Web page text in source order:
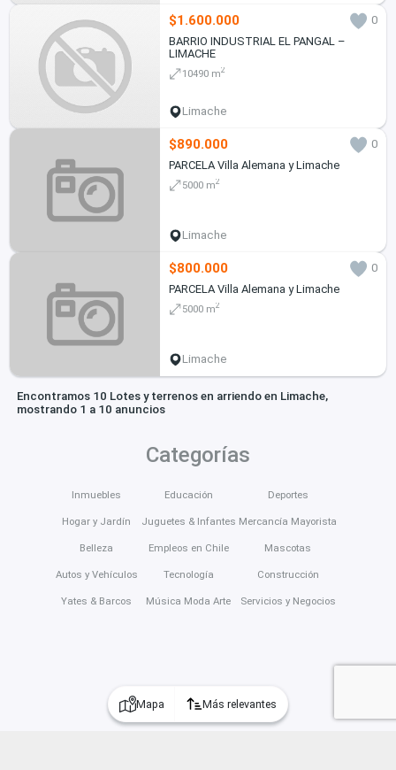
Mapa Más relevantes
$1.600.000
0
BARRIO INDUSTRIAL EL PANGAL –
LIMACHE
10490 m2
Limache
$890.000
0
PARCELA Villa Alemana y Limache
5000 m2
Limache
$800.000
0
PARCELA Villa Alemana y Limache
5000 m2
Limache
Encontramos 10 Lotes y terrenos en arriendo en Limache,
mostrando 1 a 10 anuncios
Categorías
Inmuebles
Hogar y Jardín
Belleza
Autos y Vehículos
Yates & Barcos
Educación
Juguetes & Infantes
Empleos en Chile
Tecnología
Música Moda Arte
Deportes
Mercancía Mayorista
Mascotas
Construcción
Servicios y Negocios